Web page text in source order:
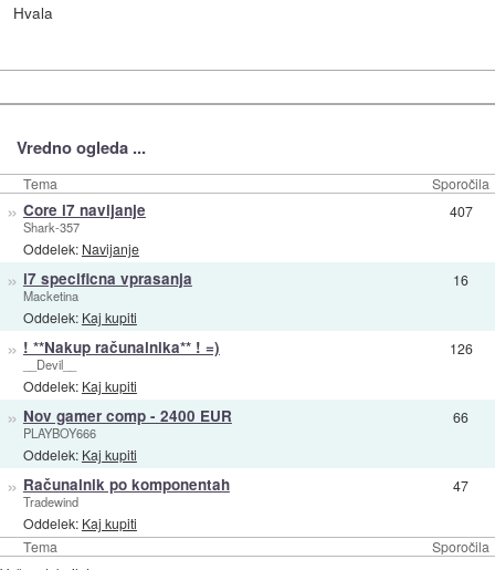
Hvala
Vredno ogleda ...
Tema Sporočila
Tema Sporočila
» Core i7 navijanje
Shark-357
Oddelek: Navijanje
407
» i7 specificna vprasanja
Macketina
Oddelek: Kaj kupiti
16
» ! **Nakup računalnika** ! =)
__Devil__
Oddelek: Kaj kupiti
126
» Nov gamer comp - 2400 EUR
PLAYBOY666
Oddelek: Kaj kupiti
66
» Računalnik po komponentah
Tradewind
Oddelek: Kaj kupiti
47